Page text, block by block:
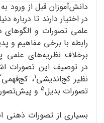
دانش‌آموزان قبل از
در اختیار دارند تا
علمی تصورات و الگوهای
رابطه با برخی مفاهیم و
برخلاف نظریه‌های علمی
در توصیف این تصورات
نظیر کج‌اندیشی1، کج‌فهمی
تصورات بدیل5 و
بسیاری از تصورات ذهنی